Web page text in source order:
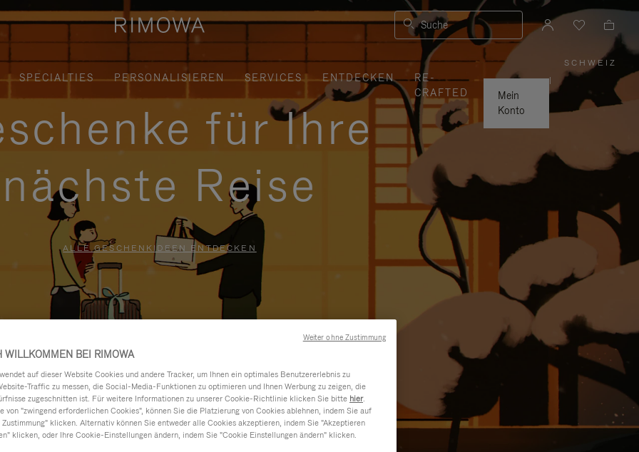
Suche
SPECIALTIES PERSONALISIEREN SERVICES ENTDECKEN
RE-
CRAFTED
Mein
Konto
SCHWEIZ
,
WÄHLEN
IHRE
REGION
AUS
|
für Ihre
nächste Reise
ALLE GESCHENKIDEEN ENTDECKEN
WILLKOMMEN BEI RIMOWA
auf dieser Website Cookies und andere Tracker, um Ihnen ein optimales Benutzererlebnis zu
Traffic zu messen, die Social-Media-Funktionen zu optimieren und Ihnen Werbung zu zeigen, die
zugeschnitten ist. Für weitere Informationen zu unserer Cookie-Richtlinie klicken Sie bitte hier.
von "zwingend erforderlichen Cookies", können Sie die Platzierung von Cookies ablehnen, indem Sie auf
klicken. Alternativ können Sie entweder alle Cookies akzeptieren, indem Sie "Akzeptieren
klicken, oder Ihre Cookie-Einstellungen ändern, indem Sie "Cookie Einstellungen ändern" klicken.
Weiter ohne Zustimmung